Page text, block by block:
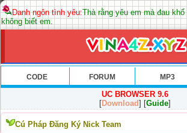
Danh ngôn tình yêu:Thà rằng yêu em mà đau
không biết em.
CODE FORUM MP3
UC BROWSER 9.6
[Download] [Guide]
Cú Pháp Đăng Ký Nick Team